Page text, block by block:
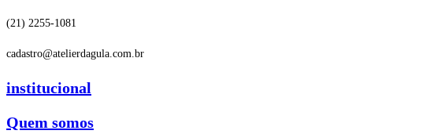
(21) 2255-1081
cadastro@atelierdagula.com.br
institucional
Quem somos